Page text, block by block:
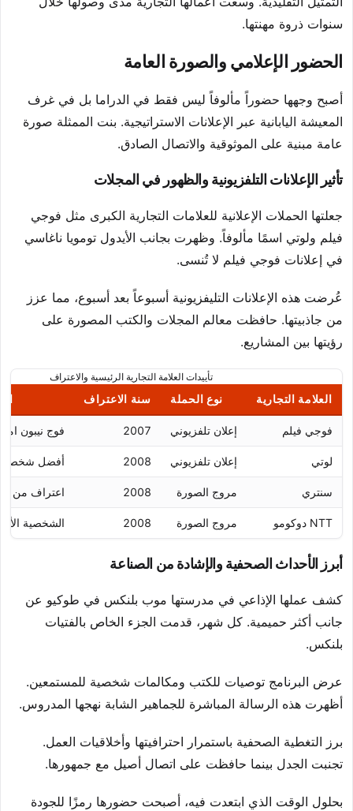
سنوات ذروة مهنتها.
الحضور الإعلامي والصورة العامة
أصبح وجهها حضوراً مألوفاً ليس فقط في الدراما بل في غرف
المعيشة اليابانية عبر الإعلانات الاستراتيجية. بنت الممثلة صورة
عامة مبنية على الموثوقية والاتصال الصادق.
تأثير الإعلانات التلفزيونية والظهور في المجلات
جعلتها الحملات الإعلانية للعلامات التجارية الكبرى مثل فوجي
فيلم ولوتي اسمًا مألوفاً. وظهرت بجانب الأيدول تومويا ناغاسي
في إعلانات فوجي فيلم لا تُنسى.
عُرضت هذه الإعلانات التليفزيونية أسبوعاً بعد أسبوع، مما عزز
من جاذبيتها. حافظت معالم المجلات والكتب المصورة على
رؤيتها بين المشاريع.
تأييدات العلامة التجارية الرئيسية والاعتراف
العلامة التجارية نوع الحملة سنة الاعتراف
فوجي فيلم إعلان تلفزيوني 2007 فوج نيبون
لوتي إعلان تلفزيوني 2008 أفضل شخصية
سنتري مروج الصورة 2008 اعتراف من
NTT دوكومو مروج الصورة 2008 الشخصية
أبرز الأحداث الصحفية والإشادة من الصناعة
كشف عملها الإذاعي في مدرستها موب بلنكس في طوكيو عن
جانب أكثر حميمية. كل شهر، قدمت الجزء الخاص بالفتيات
بلنكس.
عرض البرنامج توصيات للكتب ومكالمات شخصية للمستمعين.
أظهرت هذه الرسالة المباشرة للجماهير الشابة نهجها المدروس.
برز التغطية الصحفية باستمرار احترافيتها وأخلاقيات العمل.
تجنبت الجدل بينما حافظت على اتصال أصيل مع جمهورها.
بحلول الوقت الذي ابتعدت فيه، أصبحت حضورها رمزًا للجودة